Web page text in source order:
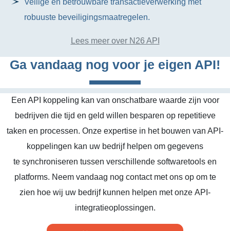
Veilige en betrouwbare transactieverwerking met
robuuste beveiligingsmaatregelen.
Lees meer over N26 API
Ga vandaag nog voor je eigen API!
Een API koppeling kan van onschatbare waarde zijn voor
bedrijven die tijd en geld willen besparen op repetitieve
taken en processen. Onze expertise in het bouwen van API-
koppelingen kan uw bedrijf helpen om gegevens
te synchroniseren tussen verschillende softwaretools en
platforms. Neem vandaag nog contact met ons op om te
zien hoe wij uw bedrijf kunnen helpen met onze API-
integratieoplossingen.